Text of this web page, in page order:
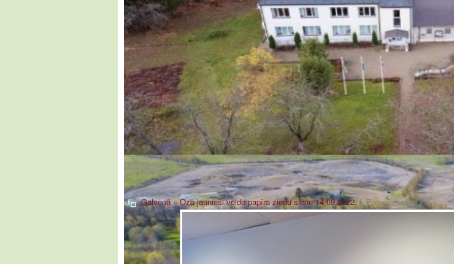
Galvenā»Ozo jaunieši veido papīra ziedu sienu 14.09.2022.» Papīra ziedi_9